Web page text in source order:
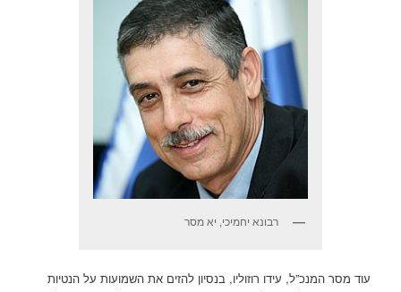
רבונא יחמיכי, יא מסר
עוד מסר המנכ”ל, עידו רוזוליו, בנסיון להזים את השמועות על הנטיות